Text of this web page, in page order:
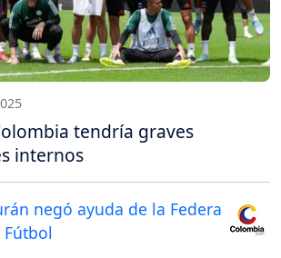
tendría graves
internos